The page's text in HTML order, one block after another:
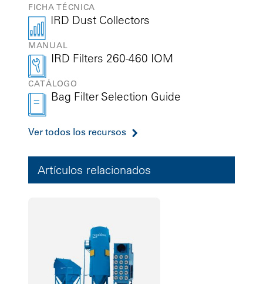
FICHA TÉCNICA
IRD Dust Collectors
MANUAL
IRD Filters 260-460 IOM
CATÁLOGO
Bag Filter Selection Guide
Ver todos los recursos
Artículos relacionados